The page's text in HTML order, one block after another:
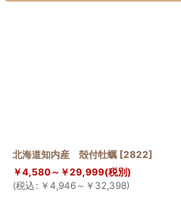
北海道知内産 殻付牡蠣 [2822]
￥4,580～ ￥29,999(税別)
(税込 : ￥ 4,946～ ￥ 32,398)